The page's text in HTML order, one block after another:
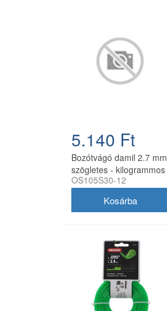
5.140 Ft
Bozótvágó damil 2.7 mm
szögletes - kilogrammos
kiszerelés
OS105S30-12